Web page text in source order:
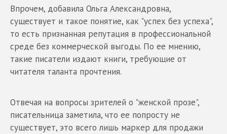
Впрочем, добавила Ольга Александровна,
существует и такое понятие, как "успех без успеха",
то есть признанная репутация в профессиональной
среде без коммерческой выгоды. По ее мнению,
такие писатели издают книги, требующие от
читателя таланта прочтения.
Отвечая на вопросы зрителей о "женской прозе",
писательница заметила, что ее попросту не
существует, это всего лишь маркер для продажи